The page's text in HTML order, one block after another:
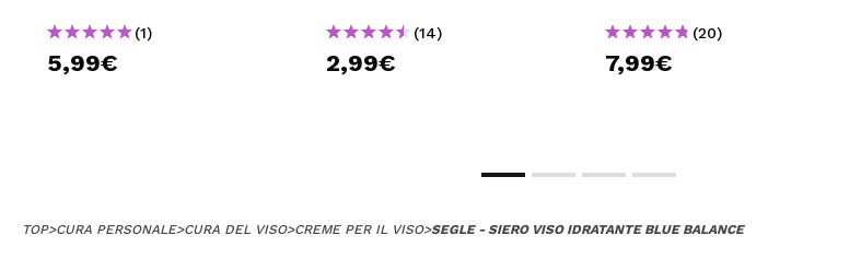
(1)
5,99€
(14)
2,99€
(20)
7,99€
TOP>CURA PERSONALE>CURA DEL VISO>CREME PER IL VISO>SEGLE - SIERO VISO IDRATANTE BLUE BALANCE